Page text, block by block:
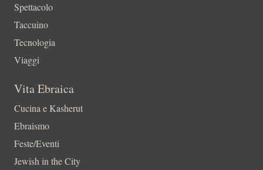
Spettacolo
Taccuino
Tecnologia
Viaggi
Vita Ebraica
Cucina e Kasherut
Ebraismo
Feste/Eventi
Jewish in the City